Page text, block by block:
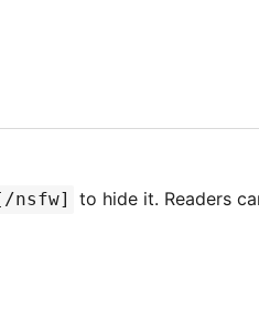
nsfw]
to hide it. Readers